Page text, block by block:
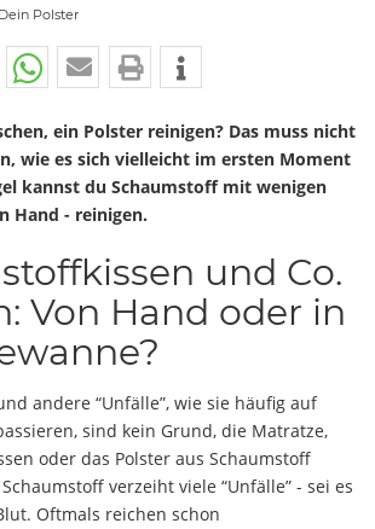
Dein Polster
ein Polster reinigen? Das muss nicht
wie es sich vielleicht im ersten Moment
kannst du Schaumstoff mit wenigen
Hand - reinigen.
und Co.
Von Hand oder in
andere “Unfälle”, wie sie häufig auf
sind kein Grund, die Matratze,
oder das Polster aus Schaumstoff
verzeiht viele “Unfälle” - sei es
Oftmals reichen schon